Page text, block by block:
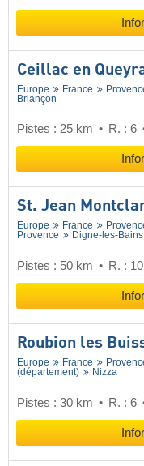
Ceillac en
Europe France
Briançon
Pistes : 25 km R. : 6
St. Jean
Europe France
Provence
Digne-les-Bains
Pistes : 50 km R. : 10
Roubion les
Europe France
(département)
Nizza
Pistes : 30 km R. : 6